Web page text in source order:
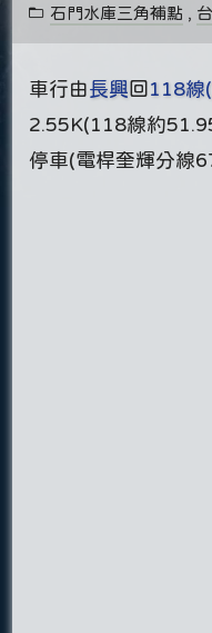
石門水庫三角補點 ,
車行由長興 回 118線
2.55K(118線約
停車(電桿奎輝分線